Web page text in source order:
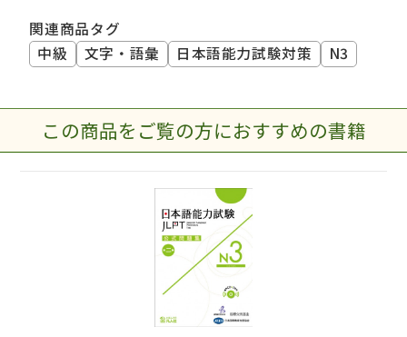
関連商品タグ
中級
文字・語彙 日本語能力試験対策 N3
この商品をご覧の方におすすめの書籍